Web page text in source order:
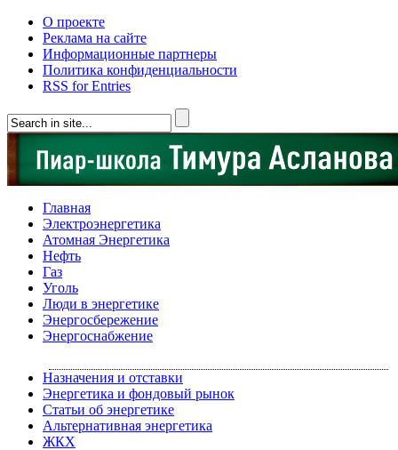
О проекте
Реклама на сайте
Информационные партнеры
Политика конфиденциальности
RSS for Entries
Главная
Электроэнергетика
Атомная Энергетика
Нефть
Газ
Уголь
Люди в энергетике
Энергосбережение
Энергоснабжение
Назначения и отставки
Энергетика и фондовый рынок
Статьи об энергетике
Альтернативная энергетика
ЖКХ